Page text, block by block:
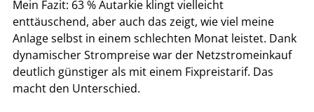
Mein Fazit: 63 % Autarkie klingt vielleicht
enttäuschend, aber auch das zeigt, wie viel meine
Anlage selbst in einem schlechten Monat leistet. Dank
dynamischer Strompreise war der Netzstromeinkauf
deutlich günstiger als mit einem Fixpreistarif. Das
macht den Unterschied.